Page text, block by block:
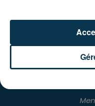
AGENDA